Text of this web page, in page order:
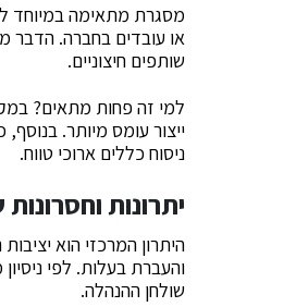
מסגרת מתאימה במיוחד
או עובדים בחברה. הדבר
שותפים חיצוניים.
למי זה פחות מתאים?
ייצור עומס מיותר.
ניסוח כללים ארוכי טווח.
יתרונות
היתרון המרכזי הוא
והעברת בעלות. לפי
שולחן ההנהלה.